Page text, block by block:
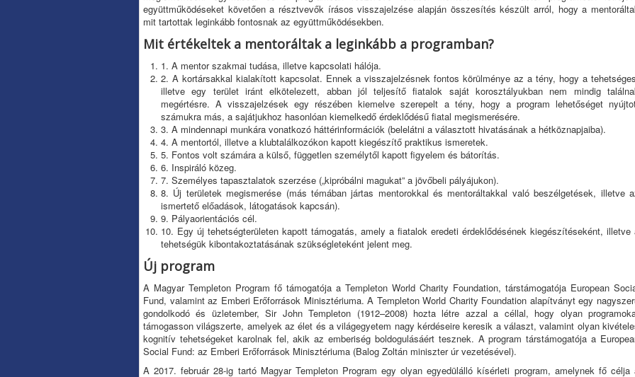
együttműködéseket követően a résztvevők írásos visszajelzése alapján összesítés készült arról, hogy a
mit tartottak leginkább fontosnak az együttműködésekben.
Mit értékeltek a mentoráltak a leginkább a programban?
1. A mentor szakmai tudása, illetve kapcsolati hálója.
2. A kortársakkal kialakított kapcsolat. Ennek a visszajelzésnek fontos körülménye az a tény, hogy a
illetve egy terület iránt elkötelezett, abban jól teljesítő fiatalok saját korosztályukban nem mindig
megértésre. A visszajelzések egy részében kiemelve szerepelt a tény, hogy a program lehetőséget
számukra más, a sajátjukhoz hasonlóan kiemelkedő érdeklődésű fiatal megismerésére.
3. A mindennapi munkára vonatkozó háttérinformációk (belelátni a választott hivatásának a hétköznapjaiba).
4. A mentortól, illetve a klubtalálkozókon kapott kiegészítő praktikus ismeretek.
5. Fontos volt számára a külső, független személytől kapott figyelem és bátorítás.
6. Inspiráló közeg.
7. Személyes tapasztalatok szerzése („kipróbálni magukat” a jövőbeli pályájukon).
8. Új területek megismerése (más témában jártas mentorokkal és mentoráltak­kal való beszélgetések, illetve
ismertető előadások, látogatások kapcsán).
9. Pályaorientációs cél.
10. Egy új tehetségterületen kapott támogatás, amely a fiatalok eredeti érdeklődésének kiegészítéseként, illetve
tehetségük kibontakoztatásának szükségleteként jelent meg.
Új program
A Magyar Templeton Program fő támogatója a Templeton World Charity Foundation, társtámogatója European
Fund, valamint az Emberi Erőforrások Minisztériuma. A Templeton World Charity Foundation alapítványt egy
gondolkodó és üzletember, Sir John Templeton (1912–2008) hozta létre azzal a céllal, hogy olyan
támogasson világszerte, amelyek az élet és a világegyetem nagy kérdéseire keresik a választ, valamint olyan
kognitív tehetségeket karolnak fel, akik az emberiség boldogulásáért tesznek. A program társtámogatója a
Social Fund: az Emberi Erőforrások Minisztériuma (Balog Zoltán miniszter úr vezetésével).
A 2017. február 28-ig tartó Magyar Templeton Program egy olyan egyedülálló kísérleti program, amelynek fő célja